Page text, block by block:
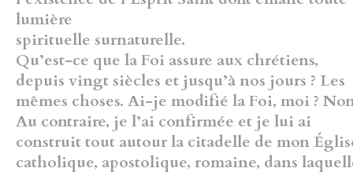
lumière
spirituelle surnaturelle.
Qu’est-ce que la Foi assure aux chrétiens,
depuis vingt siècles et jusqu’à nos jours ? Les
mêmes choses. Ai-je modifié la Foi, moi ?
Au contraire, je l’ai confirmée et je lui ai
construit tout autour la citadelle de mon
catholique, apostolique, romaine, dans